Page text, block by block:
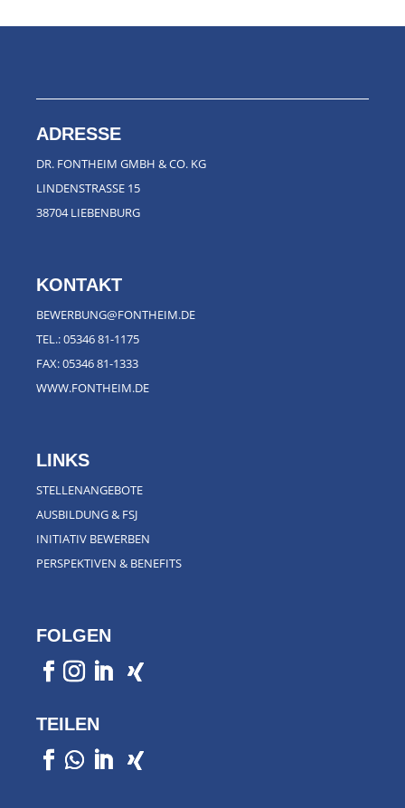
ADRESSE
DR. FONTHEIM GMBH & CO. KG
LINDENSTRASSE 15
38704 LIEBENBURG
KONTAKT
BEWERBUNG@FONTHEIM.DE
TEL.:05346 81-1175
FAX: 05346 81-1333
WWW.FONTHEIM.DE
LINKS
STELLENANGEBOTE
AUSBILDUNG & FSJ
INITIATIV BEWERBEN
PERSPEKTIVEN & BENEFITS
FOLGEN
TEILEN